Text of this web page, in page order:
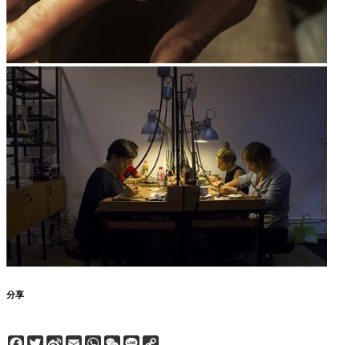
分享
Facebook
Twitter
Sina EmailWhatsApp
WeChat
Line